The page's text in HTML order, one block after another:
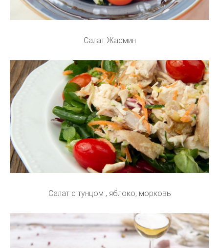
Салат Жасмин
Салат с тунцом , яблоко, морковь